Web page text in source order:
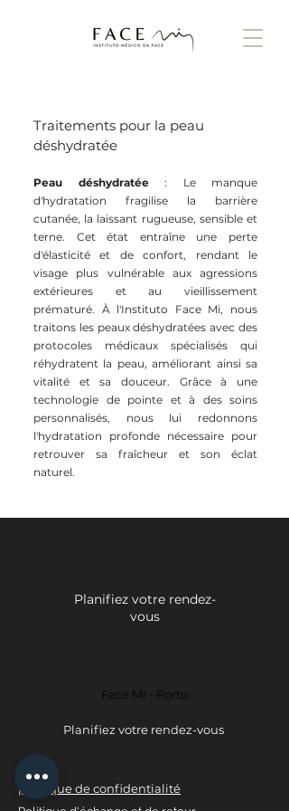
Traitements pour la peau
déshydratée
Peau déshydratée : Le manque
d'hydratation fragilise la barrière
cutanée, la laissant rugueuse, sensible et
terne. Cet état entraîne une perte
d'élasticité et de confort, rendant le
visage plus vulnérable aux agressions
extérieures et au vieillissement
prématuré. À l'Instituto Face Mi, nous
traitons les peaux déshydratées avec des
protocoles médicaux spécialisés qui
réhydratent la peau, améliorant ainsi sa
vitalité et sa douceur. Grâce à une
technologie de pointe et à des soins
personnalisés, nous lui redonnons
l'hydratation profonde nécessaire pour
retrouver sa fraîcheur et son éclat
naturel.
Planifiez votre rendez-
vous
Face Mi - Porto
Planifiez votre rendez-vous
politique de confidentialité